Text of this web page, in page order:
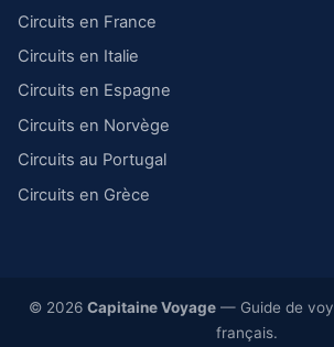
Circuits en France
Circuits en Italie
Circuits en Espagne
Circuits en Norvège
Circuits au Portugal
Circuits en Grèce
© 2026 Capitaine Voyage — Guide de
français.